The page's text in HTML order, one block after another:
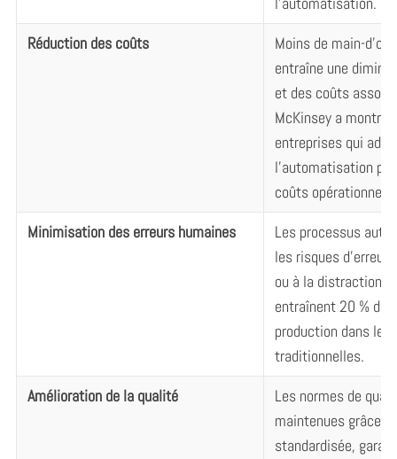
Réduction des coûts
Moins de main-
entraîne une
et des coûts
McKinsey a montré
entreprises qui
l’automatisation
coûts opérationnels
Minimisation des erreurs humaines
Les processus
les risques
ou à la distraction,
entraînent 20 %
production dans les
traditionnelles.
Amélioration de la qualité
Les normes de
maintenues grâce
standardisée,